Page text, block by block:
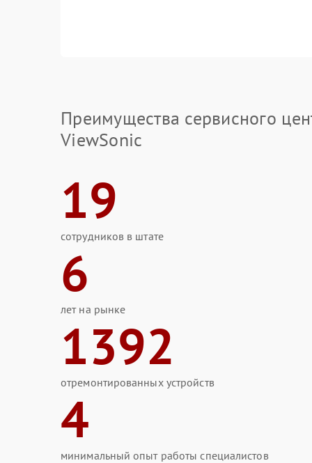
Преимущества сервисного
ViewSonic
19
сотрудников в штате
6
лет на рынке
1392
отремонтированных устройств
4
минимальный опыт работы специалистов